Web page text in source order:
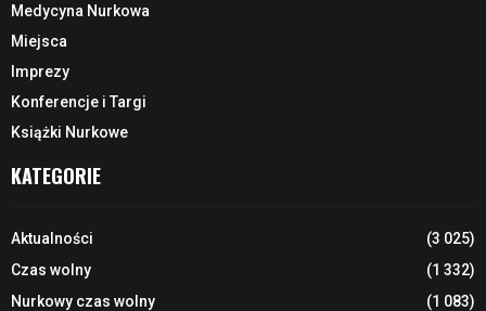
Medycyna Nurkowa
Miejsca
Imprezy
Konferencje i Targi
Książki Nurkowe
KATEGORIE
Aktualności
(3 025)
Czas wolny
(1 332)
Nurkowy czas wolny
(1 083)